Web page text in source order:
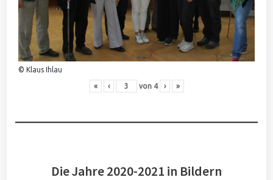
© Klaus Ihlau
« ‹ von 4 › »
Die Jahre 2020-2021 in Bildern